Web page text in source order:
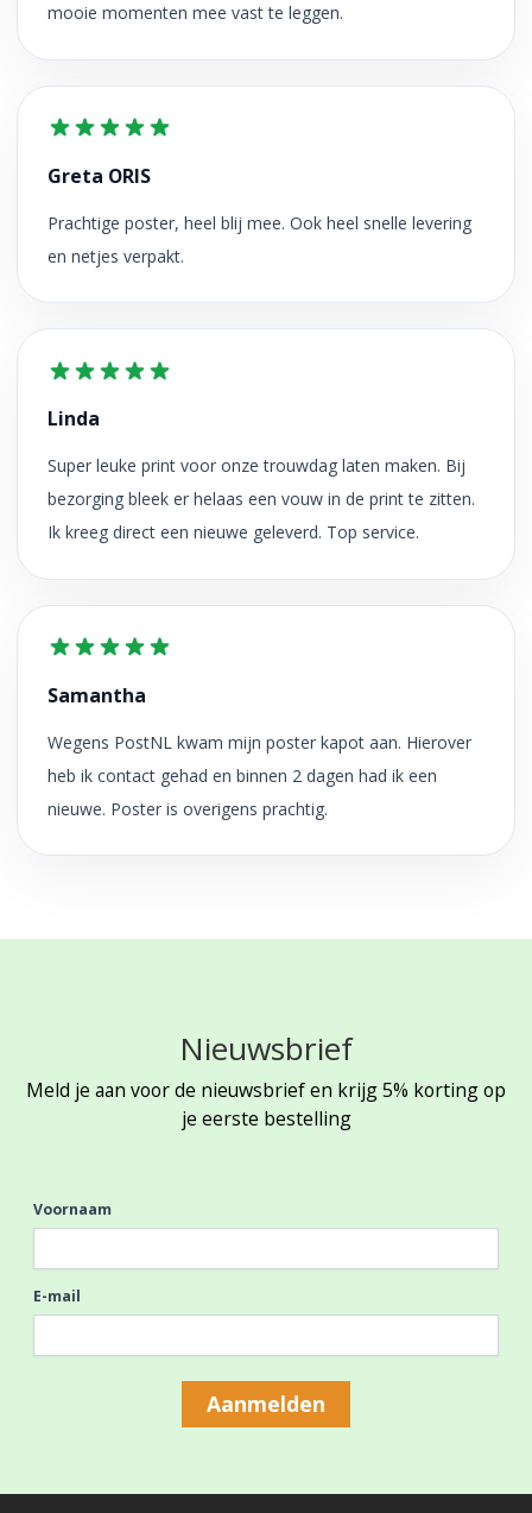
mooie momenten mee vast te leggen.
Greta ORIS
Prachtige poster, heel blij mee. Ook heel snelle levering
en netjes verpakt.
Linda
Super leuke print voor onze trouwdag laten maken. Bij
bezorging bleek er helaas een vouw in de print te zitten.
Ik kreeg direct een nieuwe geleverd. Top service.
Samantha
Wegens PostNL kwam mijn poster kapot aan. Hierover
heb ik contact gehad en binnen 2 dagen had ik een
nieuwe. Poster is overigens prachtig.
Nieuwsbrief
Meld je aan voor de nieuwsbrief en krijg 5% korting op
je eerste bestelling
Voornaam
E-mail
Aanmelden